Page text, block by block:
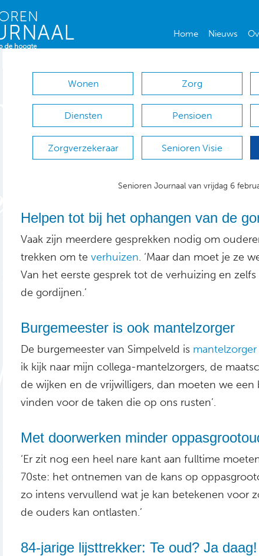
Home Nieuws
Wonen Zorg
Diensten Pensioen
Zorgverzekeraar Senioren Visie
Senioren Journaal van vrijdag 6
Helpen tot bij het ophangen van de
Vaak zijn meerdere gesprekken nodig om
trekken om te verhuizen. ‘Maar dan moet je ze
Van het eerste gesprek tot de verhuizing en
de gordijnen.’
Burgemeester is ook mantelzorger
De burgemeester van Simpelveld is mantelzorger
ik kijk naar mijn collega-mantelzorgers, de
de wijken en de vrijwilligers, dan moeten we
vinden voor de taken die op ons rusten’.
Met doorwerken minder
‘Er zit nog een heel nare kant aan fulltime
70ste: het ontnemen van de kans op
zo intens vervullend wat je kan betekenen voor
de ouders kan ontlasten.’
84-jarige lijsttrekker: Te oud? Ja daag!